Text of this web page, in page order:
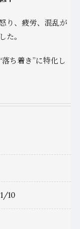
り、疲労、混乱が
た。
ち着き”に特化し
10